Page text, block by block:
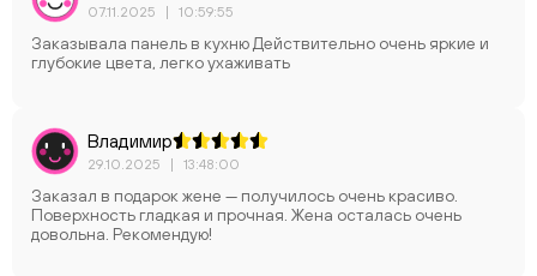
07.11.2025 | 10:59:55
Заказывала панель в кухню Действительно очень яркие и
глубокие цвета, легко ухаживать
Владимир
29.10.2025 | 13:48:00
Заказал в подарок жене — получилось очень краcиво.
Поверхность гладкая и прочная. Жена осталась очень
довольна. Рекомендую!